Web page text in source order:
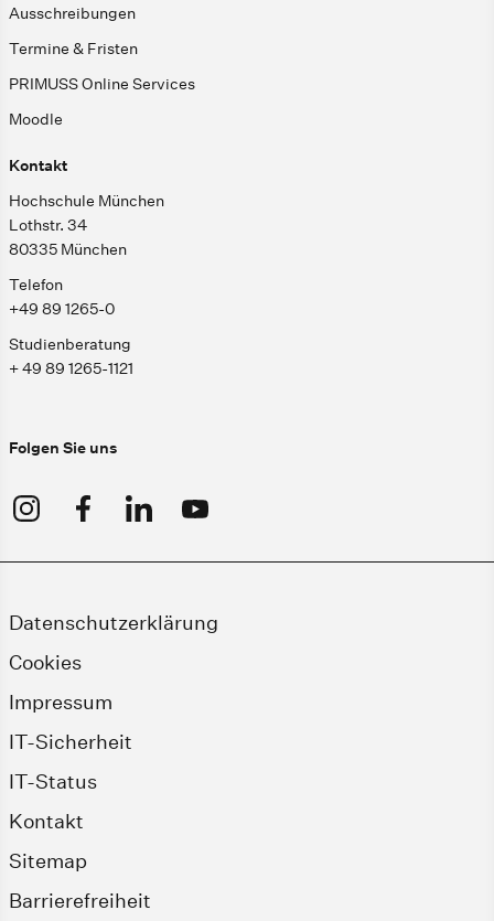
Ausschreibungen
Termine & Fristen
PRIMUSS Online Services
Moodle
Kontakt
Hochschule München
Lothstr. 34
80335 München
Telefon
+49 89 1265-0
Studienberatung
+ 49 89 1265-1121
Folgen Sie uns
Datenschutzerklärung
Cookies
Impressum
IT-Sicherheit
IT-Status
Kontakt
Sitemap
Barrierefreiheit